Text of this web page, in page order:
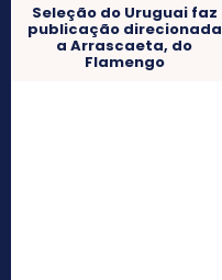
Seleção do Uruguai faz
publicação direcionada
a Arrascaeta, do
Flamengo